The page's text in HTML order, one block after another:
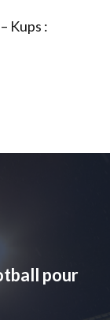
Kups :
pour